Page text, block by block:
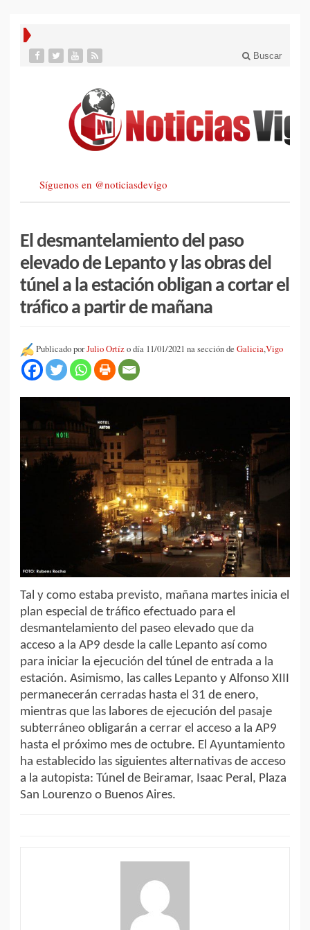
Buscar
Síguenos en @noticiasdevigo
El desmantelamiento del paso
elevado de Lepanto y las obras del
túnel a la estación obligan a cortar el
tráfico a partir de mañana
Publicado porJulio Ortízo día 11/01/2021 na sección de Galicia,Vigo
Tal y como estaba previsto, mañana martes inicia el
plan especial de tráfico efectuado para el
desmantelamiento del paseo elevado que da
acceso a la AP9 desde la calle Lepanto así como
para iniciar la ejecución del túnel de entrada a la
estación. Asimismo, las calles Lepanto y Alfonso XIII
permanecerán cerradas hasta el 31 de enero,
mientras que las labores de ejecución del pasaje
subterráneo obligarán a cerrar el acceso a la AP9
hasta el próximo mes de octubre. El Ayuntamiento
ha establecido las siguientes alternativas de acceso
a la autopista: Túnel de Beiramar, Isaac Peral, Plaza
San Lourenzo o Buenos Aires.